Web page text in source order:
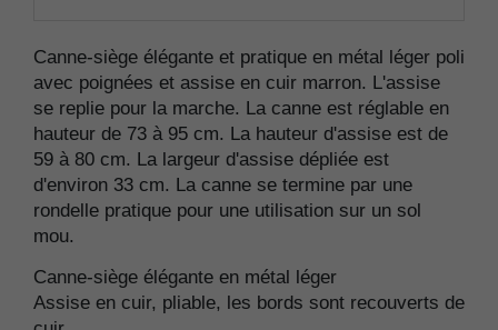
Canne-siège élégante et pratique en métal léger poli
avec poignées et assise en cuir marron. L'assise
se replie pour la marche. La canne est réglable en
hauteur de 73 à 95 cm. La hauteur d'assise est de
59 à 80 cm. La largeur d'assise dépliée est
d'environ 33 cm. La canne se termine par une
rondelle pratique pour une utilisation sur un sol
mou.
Canne-siège élégante en métal léger
Assise en cuir, pliable, les bords sont recouverts de